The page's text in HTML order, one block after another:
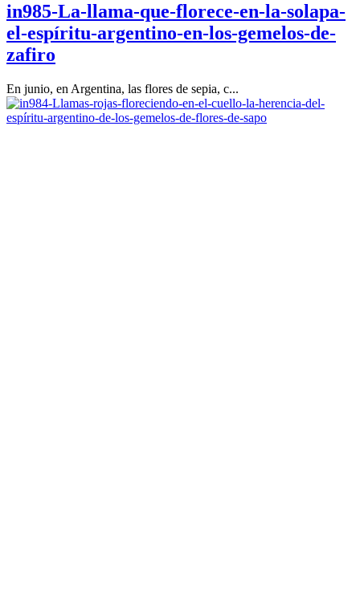
in985-La-llama-que-florece-en-la-solapa-
el-espíritu-argentino-en-los-gemelos-de-
zafiro
En junio, en Argentina, las flores de sepia, c...